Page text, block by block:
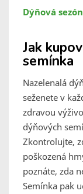
Dýňová
Jak
semínka
Nazelenalá
seženete v
zdravou
dýňových
Zkontrolujte,
poškozená
poznáte, zda
Semínka pak